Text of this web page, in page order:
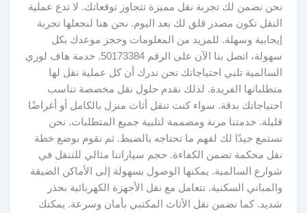
نحن نضمن لك تجربة نقل مميزة تتجاوز توقعاتك. لا تدع عملية
النقل تكون مصدر قلق لك بعد اليوم. نحن هنا لنجعلها تجربة
إيجابية وسهلة. للمزيد من المعلومات وحجز موعدك بكل
سهولة، اتصل بنا الآن على الرقم 50173384. خدمة هاف لوري
السالمية تلبي احتياجاتك نحن ندرك أن كل عملية نقل لها
متطلباتها الفريدة. لذلك نقدم حلول نقل مخصصة تناسب
احتياجاتك بدقة. سواء كنت تنقل أثاث منزل بالكامل أو أغراضًا
قليلة. خدمتنا مرنة ومصممة لتلبية جميع المتطلبات. نحن
نستمع جيدًا لك لفهم ما تحتاجه بالضبط. ثم نقوم بوضع خطة
نقل محكمة تضمن الكفاءة. حجم سياراتنا مثالي للتنقل في
شوارع السالمية. يمكنها الوصول بسهولة إلى الأماكن الضيقة
والمباني السكنية. نتعامل مع نقل الأجهزة الكهربائية بحذر
شديد. كما نضمن نقل الأثاث المكتبي بأمان وسرعة. يمكنك